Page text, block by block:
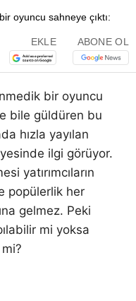
EKLE ABONE OL
bir oyuncu
bile güldüren bu
hızla yayılan
ilgi görüyor.
yatırımcıların
popülerlik her
gelmez. Peki
mi yoksa